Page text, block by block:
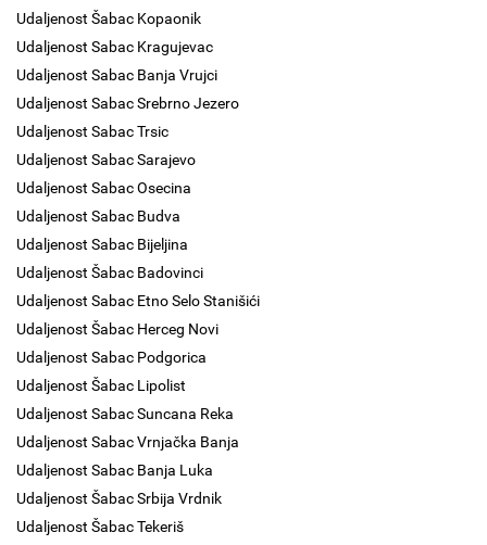
Udaljenost Šabac Kopaonik
Udaljenost Sabac Kragujevac
Udaljenost Sabac Banja Vrujci
Udaljenost Sabac Srebrno Jezero
Udaljenost Sabac Trsic
Udaljenost Sabac Sarajevo
Udaljenost Sabac Osecina
Udaljenost Sabac Budva
Udaljenost Sabac Bijeljina
Udaljenost Šabac Badovinci
Udaljenost Sabac Etno Selo Stanišići
Udaljenost Šabac Herceg Novi
Udaljenost Sabac Podgorica
Udaljenost Šabac Lipolist
Udaljenost Sabac Suncana Reka
Udaljenost Sabac Vrnjačka Banja
Udaljenost Sabac Banja Luka
Udaljenost Šabac Srbija Vrdnik
Udaljenost Šabac Tekeriš